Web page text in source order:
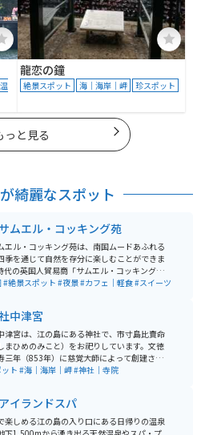
温
龍恋の鐘
絶景スポット 海｜海岸｜岬 珍スポット
っと見る
綺麗なスポット
ムエル・コッキング苑
エル・コッキング苑は、南国ムードあふれる
季を通じて自然を存分に楽しむことができま
代の英国人貿易商「サムエル・コッキング」
衷の植物園です。 ここには世界中の珍
ギ」なども生育しています。また、関東大震
われたサムエル氏の温室跡も見学することが
苑内には藤沢市と関連の深い姉妹都市エリア
しんだり、蕎
もできます。マイアミビーチ広場では片瀬海
ある「ムクゲ」などを観賞することができま
では中国の伝統的な建築物を見ることができ
ンザー広場には美しい「カナディアンロー
#絶景スポット #夜景#カフェ｜軽食#スイーツ
中津宮
津宮は、江の島にある神社で、市寸島比賣命
まひめのみこと）をお祀りしています。文徳
三年（853年）に慈覚大師によって創建さ
社の三宮の一つとして重要な役割を担ってい
の安全や航海の神様として信仰されていま
社殿は元禄2年（1689年）に再建されたもの
ト #海｜海岸｜岬#神社｜寺院
イランドスパ
楽しめる江の島の入り口にある日帰りの温泉